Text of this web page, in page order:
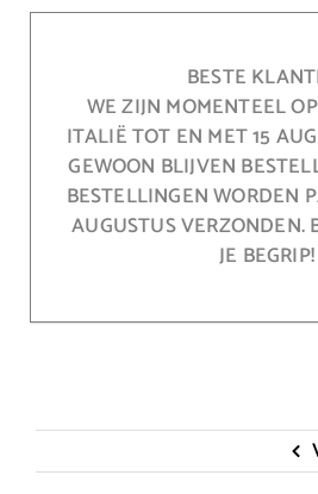
BESTE
WE ZIJN MOMENTEEL
ITALIË TOT EN MET 15
GEWOON BLIJVEN
BESTELLINGEN WORDEN
AUGUSTUS VERZONDEN.
JE BEGRIP!